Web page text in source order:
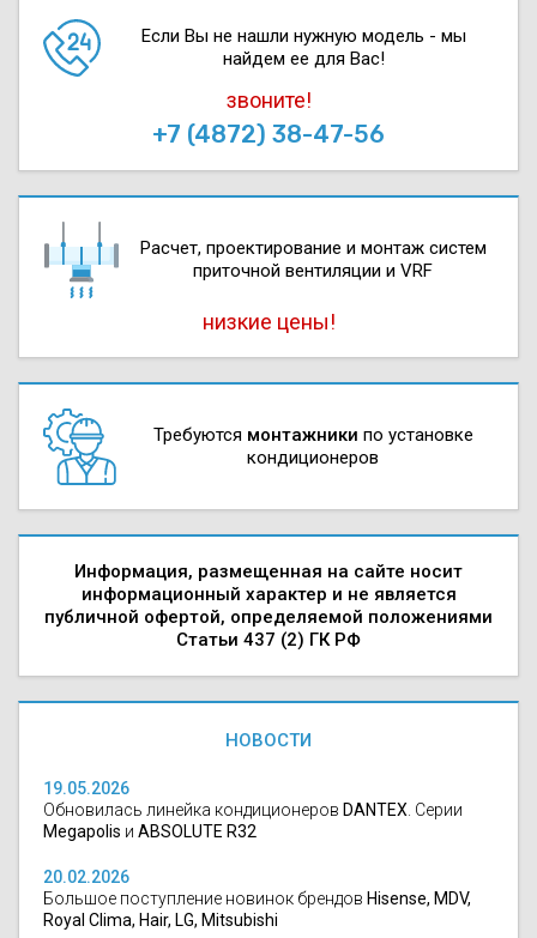
Если Вы не нашли нужную модель - мы
найдем ее для Вас!
звоните!
+7 (4872) 38-47-56
Расчет, проектирова­ние и монтаж систем
приточной вентиляции и VRF
низкие цены!
Требуются монтажники по установке
кондиционеров
Информация, размещенная на сайте носит
информационный характер и не является
публичной офертой, определяемой положениями
Статьи 437 (2) ГК РФ
НОВОСТИ
19.05.2026
Обновилась линейка кондиционеров DANTEX . Серии
Megapolis и ABSOLUTE R32
20.02.2026
Большое поступление новинок брендов Hisense, MDV,
Royal Clima, Hair, LG, Mitsubishi